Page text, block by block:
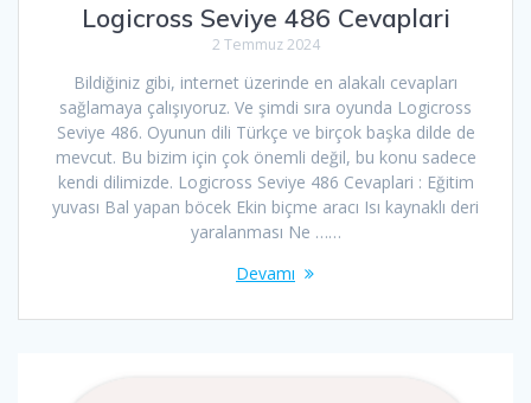
Logicross Seviye 486 Cevaplari
2 Temmuz 2024
Bildiğiniz gibi, internet üzerinde en alakalı cevapları
sağlamaya çalışıyoruz. Ve şimdi sıra oyunda Logicross
Seviye 486. Oyunun dili Türkçe ve birçok başka dilde de
mevcut. Bu bizim için çok önemli değil, bu konu sadece
kendi dilimizde. Logicross Seviye 486 Cevaplari : Eğitim
yuvası Bal yapan böcek Ekin biçme aracı Isı kaynaklı deri
yaralanması Ne ……
Devamı